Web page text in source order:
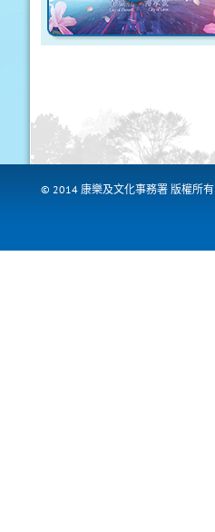
© 2014 康樂及文化事務署 版權所有